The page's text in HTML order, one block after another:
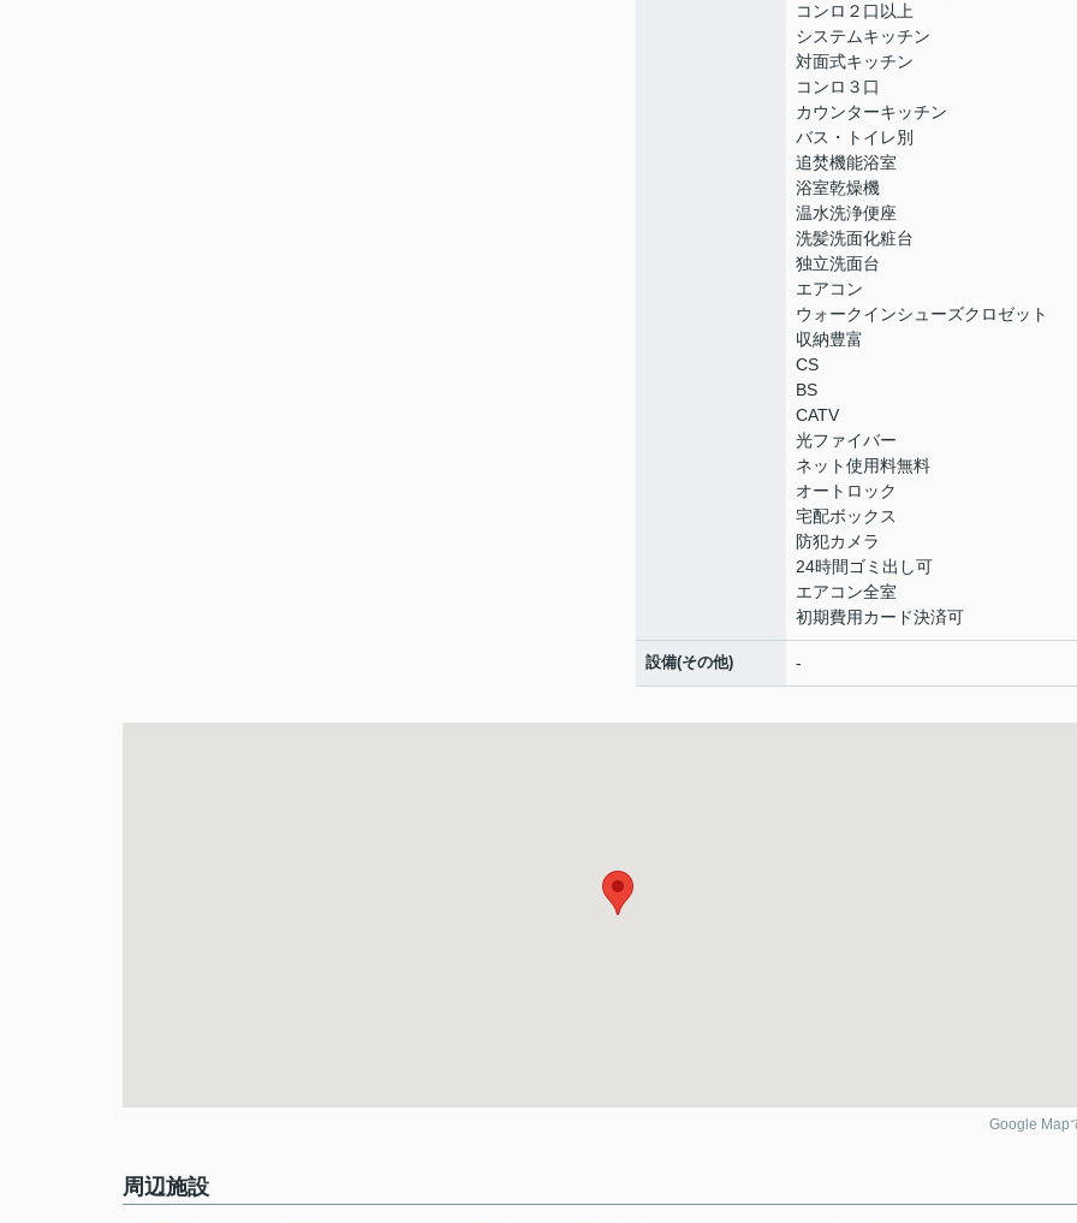
コンロ２口以上
システムキッチン
対面式キッチン
コンロ３口
カウンターキッチン
バス・トイレ別
追焚機能浴室
浴室乾燥機
温水洗浄便座
洗髪洗面化粧台
独立洗面台
エアコン
ウォークインシューズクロゼット
収納豊富
CS
BS
CATV
光ファイバー
ネット使用料無料
オートロック
宅配ボックス
防犯カメラ
24時間ゴミ出し可
エアコン全室
初期費用カード決済可
設備(その他) -
Google Map
周辺施設